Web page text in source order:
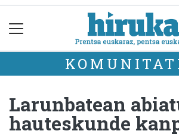
Larunbatean
hauteskunde